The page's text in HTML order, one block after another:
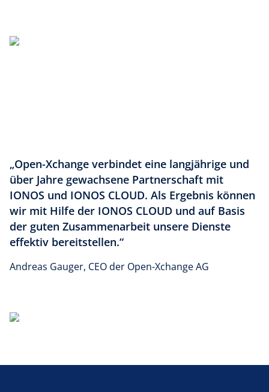
„Open-Xchange verbindet eine langjährige und
über Jahre gewachsene Partnerschaft mit
IONOS und IONOS CLOUD. Als Ergebnis können
wir mit Hilfe der IONOS CLOUD und auf Basis
der guten Zusammenarbeit unsere Dienste
effektiv bereitstellen.“
Andreas Gauger, CEO der Open-Xchange AG